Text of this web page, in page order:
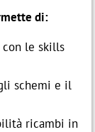
di:
le skills
schemi e il
ricambi in